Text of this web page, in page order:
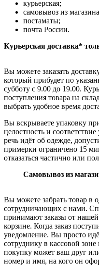
курьерская;
самовывоз из
постаматы;
почта России.
Курьерская доставка*
Вы можете заказать
который прибудет по
субботу с 9.00 до 19.00.
поступления товара на
выбрать удобное время
Вы вскрываете упаковку
целостность и
речь идёт об одежде,
примерки ограничено 15
отказаться частично или
Самовывоз из
Вы можете забрать товар в
сотрудничающих с нами.
принимают заказы от
корзине. Когда заказ
уведомление. Вы просто
сотруднику в кассовой зоне
покупку может ваш друг
номер и имя, на кого он